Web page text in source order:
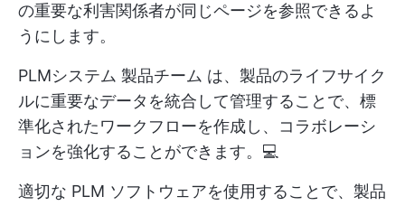
の重要な利害関係者が同じページを参照できるよ
うにします。
PLMシステム 製品チーム は、製品のライフサイク
ルに重要なデータを統合して管理することで、標
準化されたワークフローを作成し、コラボレーシ
ョンを強化することができます。💻
適切な PLM ソフトウェアを使用することで、製品